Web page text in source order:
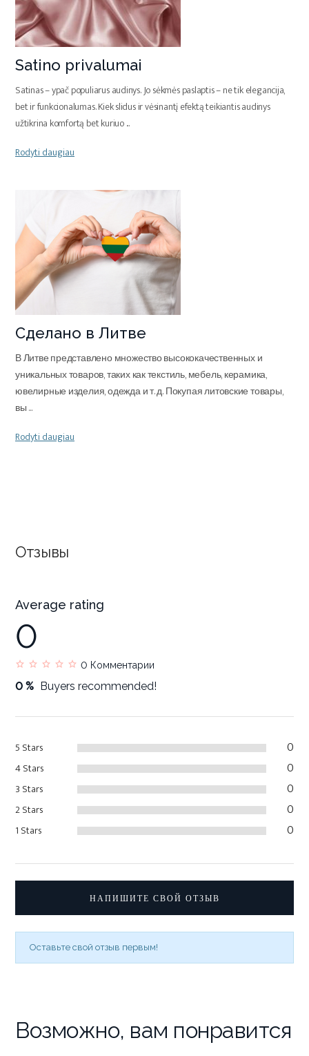
Satino privalumai
Satinas – ypač populiarus audinys. Jo sėkmės paslaptis – ne tik elegancija,
bet ir funkcionalumas. Kiek slidus ir vėsinantį efektą teikiantis audinys
užtikrina komfortą bet kuriuo...
Rodyti daugiau
Сделано в Литве
В Литве представлено множество высококачественных и
уникальных товаров, таких как текстиль, мебель, керамика,
ювелирные изделия, одежда и т. д. Покупая литовские товары,
вы...
Rodyti daugiau
Отзывы
5 Stars 0
4 Stars 0
3 Stars 0
2 Stars 0
1 Stars 0
Average rating
0
0 Комментарии
0 % Buyers recommended!
НАПИШИТЕ СВОЙ ОТЗЫВ
Оставьте свой отзыв первым!
Возможно, вам понравится